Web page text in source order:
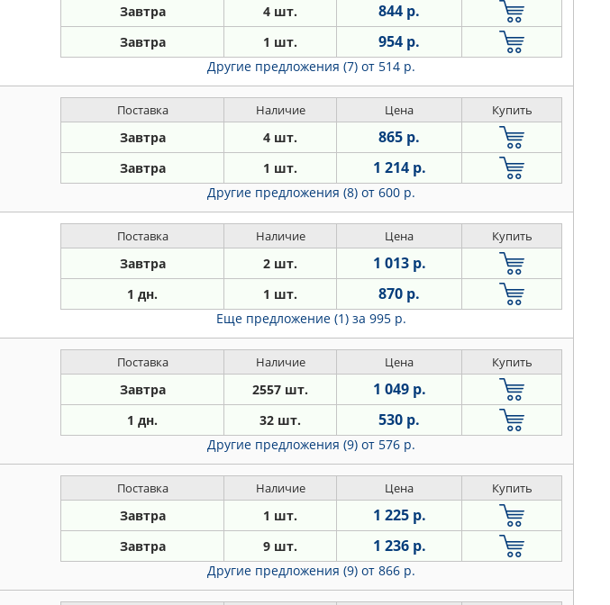
Завтра 4 шт. 844 р.
Завтра 1 шт. 954 р.
Другие предложения (7) от 514 р.
Поставка Наличие Цена Купить
Завтра 4 шт. 865 р.
Завтра 1 шт. 1 214 р.
Другие предложения (8) от 600 р.
Поставка Наличие Цена Купить
Завтра 2 шт. 1 013 р.
1 дн. 1 шт. 870 р.
Еще предложение (1) за 995 р.
Поставка Наличие Цена Купить
Завтра 2557 шт. 1 049 р.
1 дн. 32 шт. 530 р.
Другие предложения (9) от 576 р.
Поставка Наличие Цена Купить
Завтра 1 шт. 1 225 р.
Завтра 9 шт. 1 236 р.
Другие предложения (9) от 866 р.